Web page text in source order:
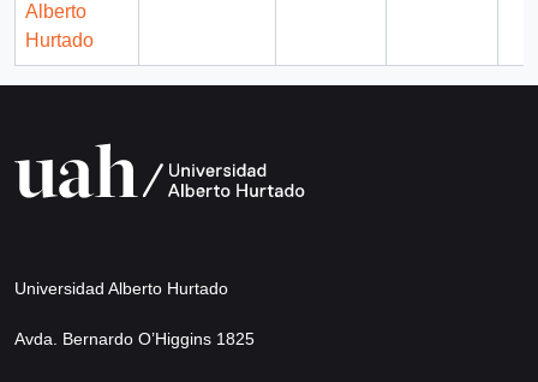
Alberto
Hurtado
Universidad Alberto Hurtado
Avda. Bernardo O’Higgins 1825